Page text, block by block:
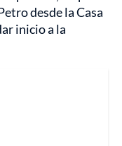
desde la Casa
inicio a la